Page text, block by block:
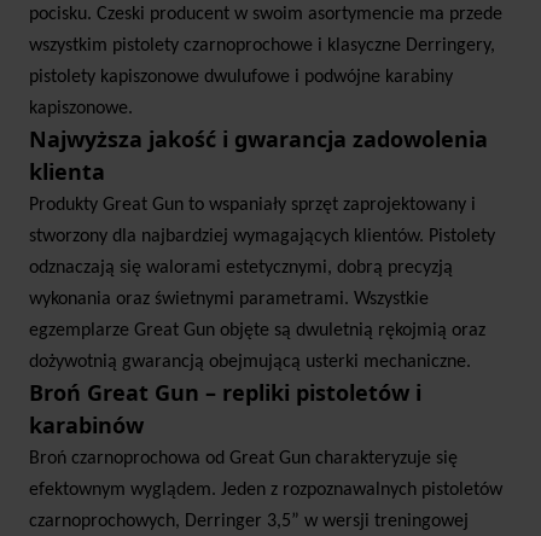
pocisku. Czeski producent w swoim asortymencie ma przede
wszystkim pistolety czarnoprochowe i klasyczne Derringery,
pistolety kapiszonowe dwulufowe i podwójne karabiny
kapiszonowe.
Najwyższa jakość i gwarancja zadowolenia
klienta
Produkty Great Gun to wspaniały sprzęt zaprojektowany i
stworzony dla najbardziej wymagających klientów. Pistolety
odznaczają się walorami estetycznymi, dobrą precyzją
wykonania oraz świetnymi parametrami. Wszystkie
egzemplarze Great Gun objęte są dwuletnią rękojmią oraz
dożywotnią gwarancją obejmującą usterki mechaniczne.
Broń Great Gun – repliki pistoletów i
karabinów
Broń czarnoprochowa od Great Gun charakteryzuje się
efektownym wyglądem. Jeden z rozpoznawalnych pistoletów
czarnoprochowych, Derringer 3,5” w wersji treningowej